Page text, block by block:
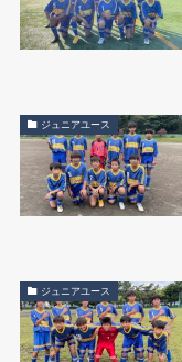
ジュニアユース
ジュニアユース